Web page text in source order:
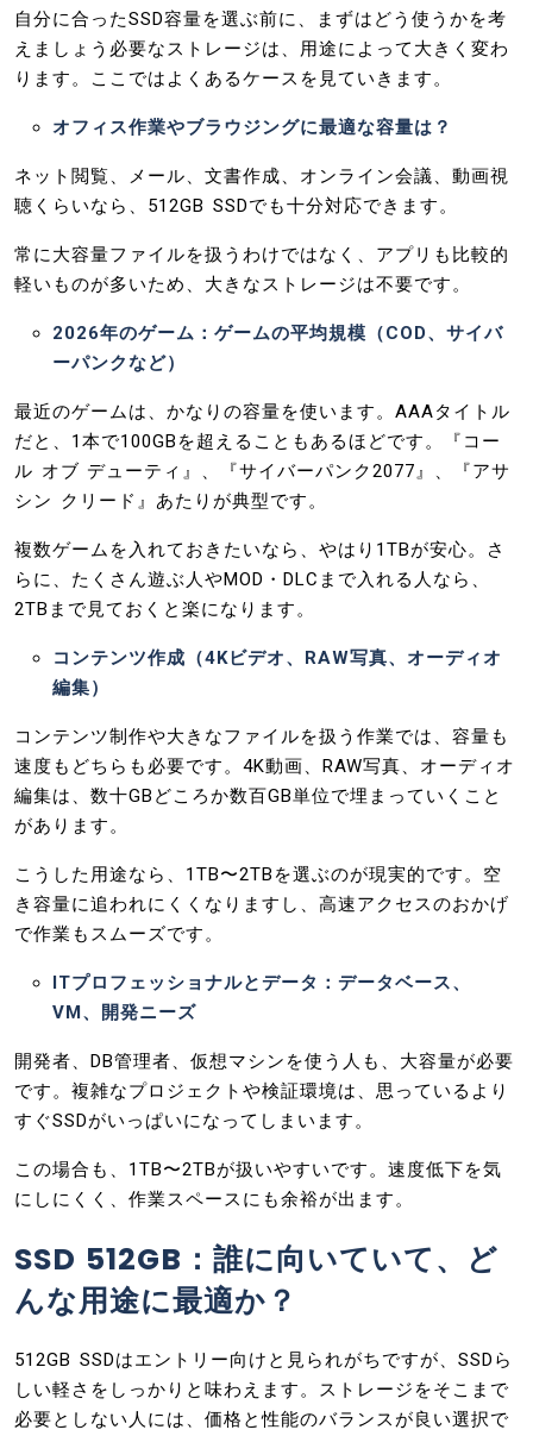
自分に合ったSSD容量を選ぶ前に、まずはどう使うかを考
えましょう必要なストレージは、用途によって大きく変わ
ります。ここではよくあるケースを見ていきます。
オフィス作業やブラウジングに最適な容量は？
ネット閲覧、メール、文書作成、オンライン会議、動画視
聴くらいなら、512GB SSDでも十分対応できます。
常に大容量ファイルを扱うわけではなく、アプリも比較的
軽いものが多いため、大きなストレージは不要です。
2026年のゲーム：ゲームの平均規模（COD、サイバ
ーパンクなど）
最近のゲームは、かなりの容量を使います。AAAタイトル
だと、1本で100GBを超えることもあるほどです。『コー
ル オブ デューティ』、『サイバーパンク2077』、『アサ
シン クリード』あたりが典型です。
複数ゲームを入れておきたいなら、やはり1TBが安心。さ
らに、たくさん遊ぶ人やMOD・DLCまで入れる人なら、
2TBまで見ておくと楽になります。
コンテンツ作成（4Kビデオ、RAW写真、オーディオ
編集）
コンテンツ制作や大きなファイルを扱う作業では、容量も
速度もどちらも必要です。4K動画、RAW写真、オーディオ
編集は、数十GBどころか数百GB単位で埋まっていくこと
があります。
こうした用途なら、1TB〜2TBを選ぶのが現実的です。空
き容量に追われにくくなりますし、高速アクセスのおかげ
で作業もスムーズです。
ITプロフェッショナルとデータ：データベース、
VM、開発ニーズ
開発者、DB管理者、仮想マシンを使う人も、大容量が必要
です。複雑なプロジェクトや検証環境は、思っているより
すぐSSDがいっぱいになってしまいます。
この場合も、1TB〜2TBが扱いやすいです。速度低下を気
にしにくく、作業スペースにも余裕が出ます。
SSD 512GB：誰に向いていて、ど
んな用途に最適か？
512GB SSDはエントリー向けと見られがちですが、SSDら
しい軽さをしっかりと味わえます。ストレージをそこまで
必要としない人には、価格と性能のバランスが良い選択で